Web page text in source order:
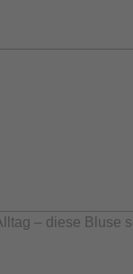
– diese Bluse